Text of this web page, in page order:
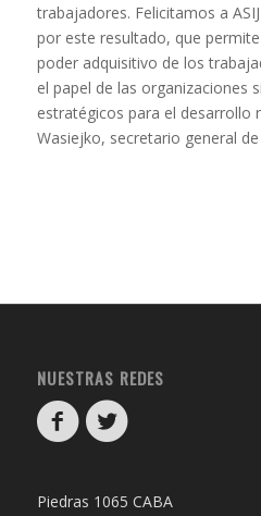
trabajadores. Felicitamos a
por este resultado, que
poder adquisitivo de los
el papel de las organizaciones
estratégicos para el desarrollo
Wasiejko, secretario general de
NUESTRAS REDES
Piedras 1065 CABA